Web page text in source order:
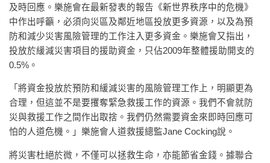
及時回應。樂施會在最新發表的報告《新世界秩序中的危機》
中作出呼籲，必須向災區及鄰近地區投放更多資源，以及為預
防和減少災害風險管理的工作注入更多資金。樂施會又指出，
投放於緩減災害項目的援助資金，只佔2009年整體援助開支的
0.5%。
「將資金投放於預防和緩減災害的風險管理工作上，明顯更為
合理，但這並不是要攫奪緊急救援工作的資源。我們不會就防
災與救援工作之間作出取捨。我們仍然需要資金來即時回應可
怕的人道危機。」樂施會人道救援總監Jane Cocking說。
將災害杜絕於微，不僅可以拯救生命，亦能節省金錢。據聯合